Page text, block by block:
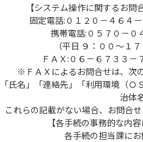
【システム操作に関するお問
固定電話:０１２０－４６４
携帯電話:０５７０－０
（平日 ９：００～１７
ＦＡＸ:０６－６７３３－
※ＦＡＸによるお問合せは、次
「氏名」「連絡先」「利用環境（
治体
これらの記載がない場合、お問合
【各手続の事務的な内
各手続の担当課にお